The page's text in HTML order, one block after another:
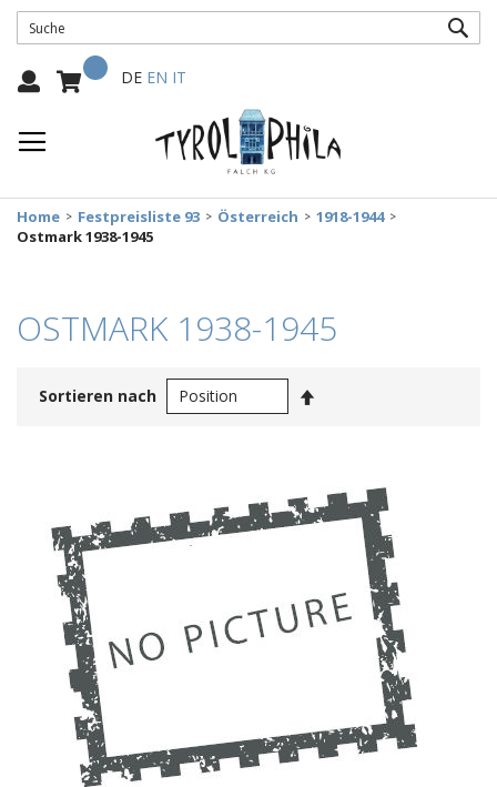
Mein Warenkorb
Select
DE EN IT
Home Festpreisliste 93 Österreich
1918-1944
Ostmark 1938-1945
OSTMARK 1938-1945
Sortieren nach